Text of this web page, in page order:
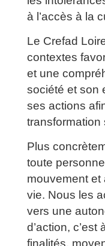
à l’accès à la
Le Crefad
contextes
et une
société et son
ses actions
transformation
Plus
toute
mouvement et
vie. Nous les
vers une
d’action,
finalités,